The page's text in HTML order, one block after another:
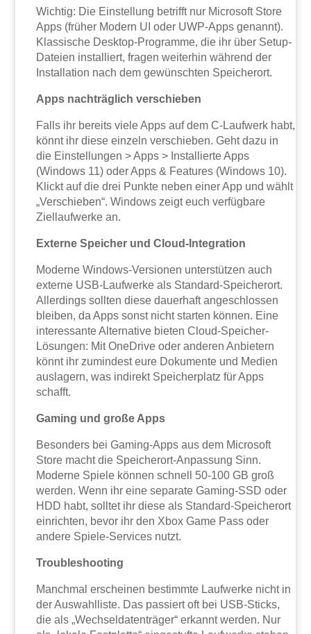
Wichtig: Die Einstellung betrifft nur Microsoft Store
Apps (früher Modern UI oder UWP-Apps genannt).
Klassische Desktop-Programme, die ihr über Setup-
Dateien installiert, fragen weiterhin während der
Installation nach dem gewünschten Speicherort.
Apps nachträglich verschieben
Falls ihr bereits viele Apps auf dem C-Laufwerk habt,
könnt ihr diese einzeln verschieben. Geht dazu in
die Einstellungen > Apps > Installierte Apps
(Windows 11) oder Apps & Features (Windows 10).
Klickt auf die drei Punkte neben einer App und wählt
„Verschieben“. Windows zeigt euch verfügbare
Ziellaufwerke an.
Externe Speicher und Cloud-Integration
Moderne Windows-Versionen unterstützen auch
externe USB-Laufwerke als Standard-Speicherort.
Allerdings sollten diese dauerhaft angeschlossen
bleiben, da Apps sonst nicht starten können. Eine
interessante Alternative bieten Cloud-Speicher-
Lösungen: Mit OneDrive oder anderen Anbietern
könnt ihr zumindest eure Dokumente und Medien
auslagern, was indirekt Speicherplatz für Apps
schafft.
Gaming und große Apps
Besonders bei Gaming-Apps aus dem Microsoft
Store macht die Speicherort-Anpassung Sinn.
Moderne Spiele können schnell 50-100 GB groß
werden. Wenn ihr eine separate Gaming-SSD oder
HDD habt, solltet ihr diese als Standard-Speicherort
einrichten, bevor ihr den Xbox Game Pass oder
andere Spiele-Services nutzt.
Troubleshooting
Manchmal erscheinen bestimmte Laufwerke nicht in
der Auswahlliste. Das passiert oft bei USB-Sticks,
die als „Wechseldatenträger“ erkannt werden. Nur